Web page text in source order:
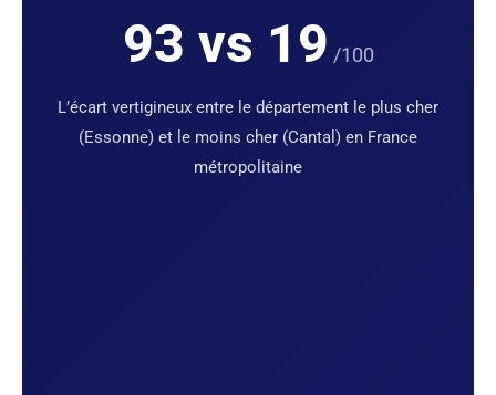
93 vs 19 /100
L’écart vertigineux entre le département le plus cher
(Essonne) et le moins cher (Cantal) en France
métropolitaine